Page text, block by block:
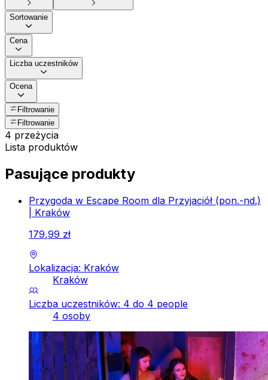
Sortowanie
Cena
Liczba uczestników
Ocena
Filtrowanie
Filtrowanie
4 przeżycia
Lista produktów
Pasujące produkty
Przygoda w Escape Room dla Przyjaciół (pon.-nd.)
| Kraków
179,99 zł
Lokalizacja: Kraków
Kraków
Liczba uczestników: 4 do 4 people
4 osoby